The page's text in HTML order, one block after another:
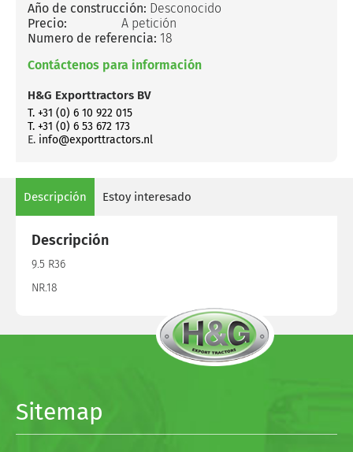
Año de construcción: Desconocido
Precio:
A petición
Numero de referencia: 18
Contáctenos para información
H&G Exporttractors BV
T. +31 (0) 6 10 922 015
T. +31 (0) 6 53 672 173
E. info@exporttractors.nl
Descripción Estoy interesado
Descripción
9.5 R36
NR.18
Sitemap